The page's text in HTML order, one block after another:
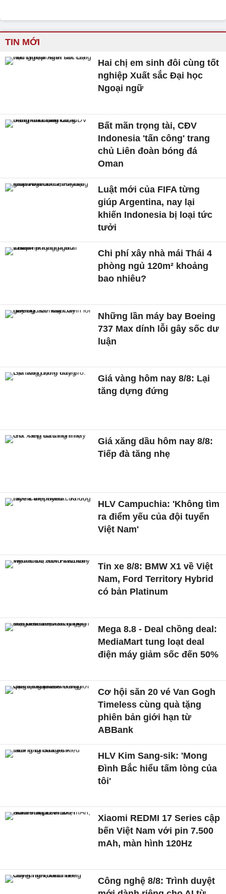
TIN MỚI
Hai chị em sinh đôi cùng tốt
nghiệp Xuất sắc Đại học
Ngoại ngữ
Bất mãn trọng tài, CĐV
Indonesia 'tấn công' trang
chủ Liên đoàn bóng đá
Oman
Luật mới của FIFA từng
giúp Argentina, nay lại
khiến Indonesia bị loại tức
tưởi
Chi phí xây nhà mái Thái 4
phòng ngủ 120m² khoảng
bao nhiêu?
Những lần máy bay Boeing
737 Max dính lỗi gây sốc dư
luận
Giá vàng hôm nay 8/8: Lại
tăng dựng đứng
Giá xăng dầu hôm nay 8/8:
Tiếp đà tăng nhẹ
HLV Campuchia: 'Không tìm
ra điểm yếu của đội tuyển
Việt Nam'
Tin xe 8/8: BMW X1 về Việt
Nam, Ford Territory Hybrid
có bản Platinum
Mega 8.8 - Deal chồng deal:
MediaMart tung loạt deal
điện máy giảm sốc đến 50%
Cơ hội săn 20 vé Van Gogh
Timeless cùng quà tặng
phiên bản giới hạn từ
ABBank
HLV Kim Sang-sik: 'Mong
Đình Bắc hiểu tấm lòng của
tôi'
Xiaomi REDMI 17 Series cập
bến Việt Nam với pin 7.500
mAh, màn hình 120Hz
Công nghệ 8/8: Trình duyệt